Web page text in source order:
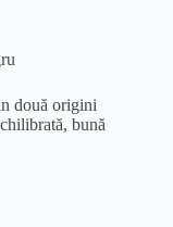
două origini
bună